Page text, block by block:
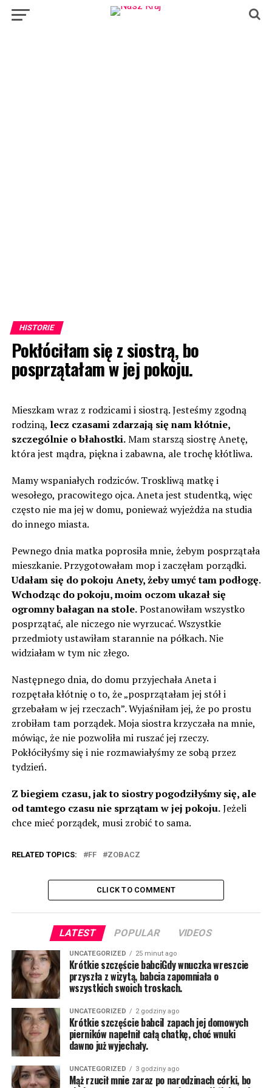
HISTORIE
Pokłóciłam się z siostrą, bo
posprzątałam w jej pokoju.
Mieszkam wraz z rodzicami i siostrą. Jesteśmy zgodną
rodziną, lecz czasami zdarzają się nam kłótnie,
szczególnie o błahostki.Mam starszą siostrę Anetę,
która jest mądra, piękna i zabawna, ale trochę kłótliwa.
Mamy wspaniałych rodziców. Troskliwą matkę i
wesołego, pracowitego ojca. Aneta jest studentką, więc
często nie ma jej w domu, ponieważ wyjeżdża na studia
do innego miasta.
Pewnego dnia matka poprosiła mnie, żebym posprzątała
mieszkanie. Przygotowałam mop i zaczęłam porządki.
Udałam się do pokoju Anety, żeby umyć tam podłogę.
Wchodząc do pokoju, moim oczom ukazał się
ogromny bałagan na stole.Postanowiłam wszystko
posprzątać, ale niczego nie wyrzucać. Wszystkie
przedmioty ustawiłam starannie na półkach. Nie
widziałam w tym nic złego.
Następnego dnia, do domu przyjechała Aneta i
rozpętała kłótnię o to, że „posprzątałam jej stół i
grzebałam w jej rzeczach”. Wyjaśniłam jej, że po prostu
zrobiłam tam porządek. Moja siostra krzyczała na mnie,
mówiąc, że nie pozwoliła mi ruszać jej rzeczy.
Pokłóciłyśmy się i nie rozmawiałyśmy ze sobą przez
tydzień.
Z biegiem czasu, jak to siostry pogodziłyśmy się, ale
od tamtego czasu nie sprzątam w jej pokoju.Jeżeli
chce mieć porządek, musi zrobić to sama.
RELATED TOPICS: FF ZOBACZ
CLICK TO COMMENT
LATEST POPULAR VIDEOS
UNCATEGORIZED 25 minut ago
Krótkie szczęście babciGdy wnuczka wreszcie
przyszła z wizytą, babcia zapomniała o
wszystkich swoich troskach.
UNCATEGORIZED 2 godziny ago
Krótkie szczęście babciI zapach jej domowych
pierników napełnił całą chatkę, choć wnuki
dawno już wyjechały.
UNCATEGORIZED 3 godziny ago
Mąż rzucił mnie zaraz po narodzinach córki, bo